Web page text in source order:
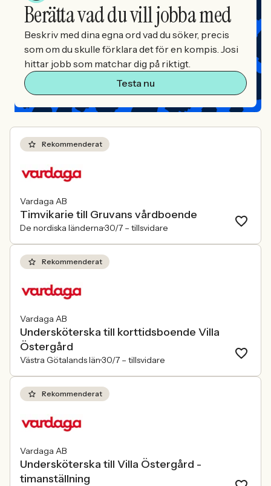
Berätta vad du vill jobba med
Beskriv med dina egna ord vad du söker, precis
som om du skulle förklara det för en kompis. Josi
hittar jobb som matchar dig på riktigt.
Testa nu
Rekommenderat
Vardaga AB
Timvikarie till Gruvans vårdboende
De nordiska länderna30/7 – tillsvidare
Rekommenderat
Vardaga AB
Undersköterska till korttidsboende Villa
Östergård
Västra Götalands län30/7 – tillsvidare
Rekommenderat
Vardaga AB
Undersköterska till Villa Östergård -
timanställning